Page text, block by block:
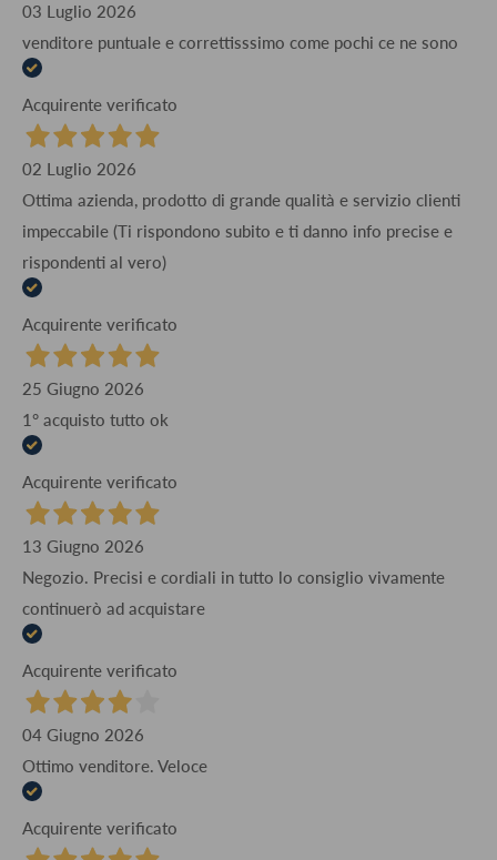
03 Luglio 2026
venditore puntuale e correttisssimo come pochi ce ne sono
Acquirente verificato
02 Luglio 2026
Ottima azienda, prodotto di grande qualità e servizio clienti
impeccabile (Ti rispondono subito e ti danno info precise e
rispondenti al vero)
Acquirente verificato
25 Giugno 2026
1° acquisto tutto ok
Acquirente verificato
13 Giugno 2026
Negozio. Precisi e cordiali in tutto lo consiglio vivamente
continuerò ad acquistare
Acquirente verificato
04 Giugno 2026
Ottimo venditore. Veloce
Acquirente verificato